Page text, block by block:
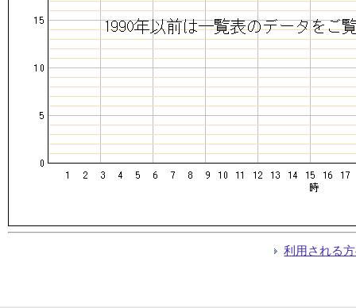
利用される